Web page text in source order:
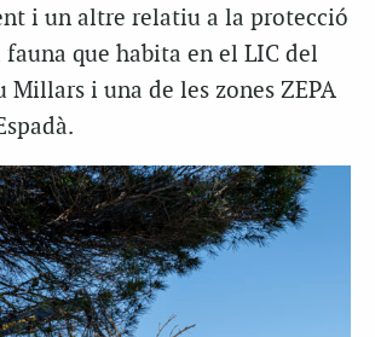
i un altre relatiu a la protecció
que habita en el LIC del
Millars i una de les zones ZEPA